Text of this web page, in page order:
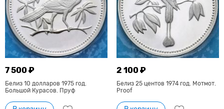
7 500 ₽
Белиз 10 долларов 1975 год.
Большой Курасов. Пруф
2 100 ₽
Белиз 25 центов 1974 год. Мотмот.
Proof